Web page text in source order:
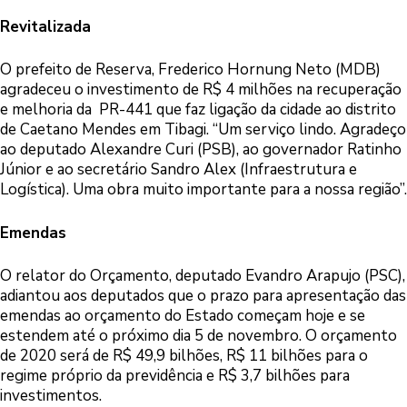
Revitalizada
O prefeito de Reserva, Frederico Hornung Neto (MDB)
agradeceu o investimento de R$ 4 milhões na recuperação
e melhoria da PR-441 que faz ligação da cidade ao distrito
de Caetano Mendes em Tibagi. “Um serviço lindo. Agradeço
ao deputado Alexandre Curi (PSB), ao governador Ratinho
Júnior e ao secretário Sandro Alex (Infraestrutura e
Logística). Uma obra muito importante para a nossa região”.
Emendas
O relator do Orçamento, deputado Evandro Arapujo (PSC),
adiantou aos deputados que o prazo para apresentação das
emendas ao orçamento do Estado começam hoje e se
estendem até o próximo dia 5 de novembro. O orçamento
de 2020 será de R$ 49,9 bilhões, R$ 11 bilhões para o
regime próprio da previdência e R$ 3,7 bilhões para
investimentos.